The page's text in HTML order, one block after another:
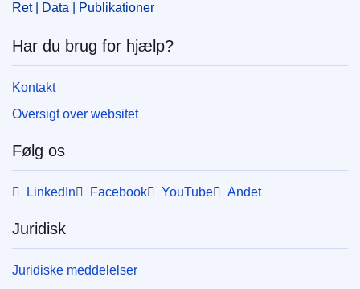
Ret | Data | Publikationer
Har du brug for hjælp?
Kontakt
Oversigt over websitet
Følg os
LinkedIn Facebook YouTube Andet
Juridisk
Juridiske meddelelser